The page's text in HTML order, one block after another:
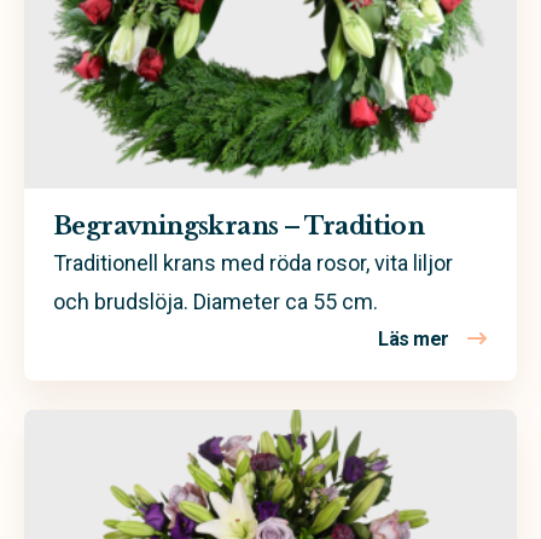
Begravningskrans – Tradition
Traditionell krans med röda rosor, vita liljor
och brudslöja. Diameter ca 55 cm.
Läs mer om